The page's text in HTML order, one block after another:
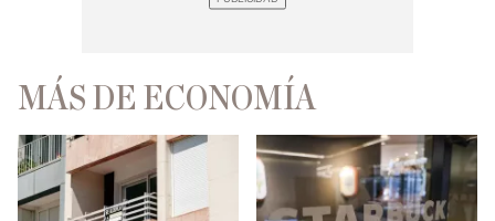
MÁS DE ECONOMÍA